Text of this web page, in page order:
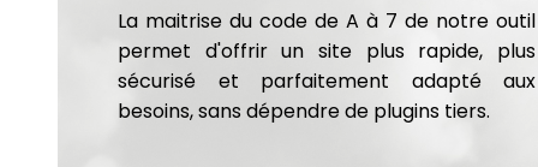
La maitrise du code de A à 7 de notre outil
permet d'offrir un site plus rapide, plus
sécurisé et parfaitement adapté aux
besoins, sans dépendre de plugins tiers.